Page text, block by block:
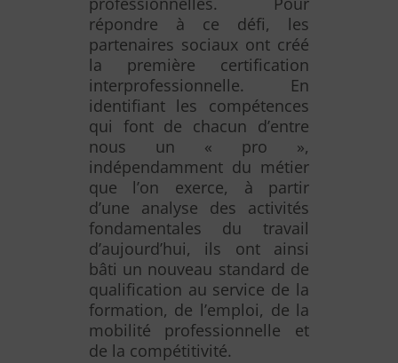
répondre à ce défi, les
partenaires sociaux ont créé
la première certification
interprofessionnelle. En
identifiant les compétences
qui font de chacun d’entre
nous un « pro »,
indépendamment du métier
que l’on exerce, à partir
d’une analyse des activités
fondamentales du travail
d’aujourd’hui, ils ont ainsi
bâti un nouveau standard de
qualification au service de la
formation, de l’emploi, de la
mobilité professionnelle et
de la compétitivité.